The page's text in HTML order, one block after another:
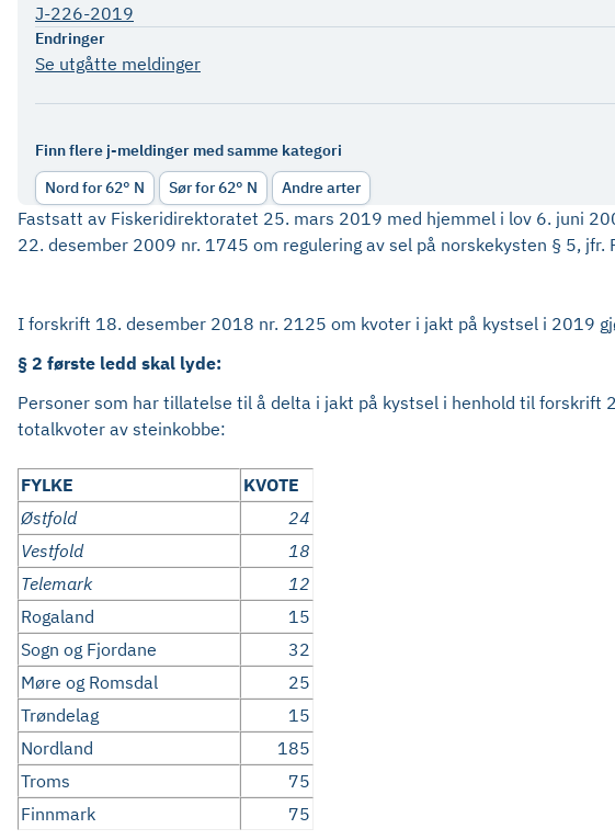
J-226-2019
Endringer
Se utgåtte meldinger
Finn flere j-meldinger med samme kategori
Nord for 62° N
Sør for 62° N Andre arter
Fastsatt av Fiskeridirektoratet 25. mars 2019 med hjemmel i lov 6. juni
22. desember 2009 nr. 1745 om regulering av sel på norskekysten § 5,
I forskrift 18. desember 2018 nr. 2125 om kvoter i jakt på kystsel i 2019
§ 2 første ledd skal lyde:
Personer som har tillatelse til å delta i jakt på kystsel i henhold til forskrift
totalkvoter av steinkobbe:
FYLKE
KVOTE
Østfold
24
Vestfold
18
Telemark
12
Rogaland
15
Sogn og Fjordane
32
Møre og Romsdal
25
Trøndelag
15
Nordland
185
Troms
75
Finnmark
75